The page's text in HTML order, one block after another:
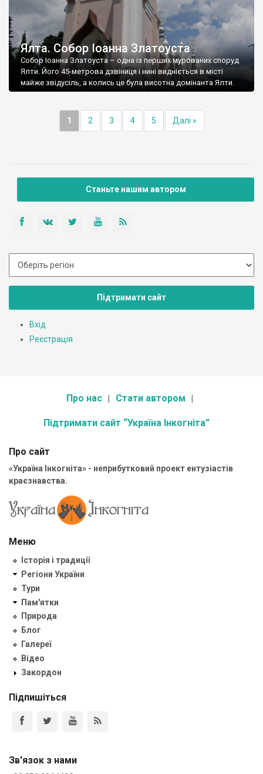
Ялта. Собор Іоанна Златоуста
Собор Іоанна Златоуста – одна із перших мурованих споруд
Ялти. Його 45-метрова дзвіниця і нині видніється в місті
майже звідусіль, а колись це була висотна домінанта Ялти.
1 2 3 4 5 Далі »
Станьте нашим автором
Підтримати сайт
Вхід
Реєстрація
Про нас Стати автором
Підтримати сайт “Україна Інкогніта”
Про сайт
«Україна Інкогніта» - неприбутковий проект ентузіастів
краєзнавства.
Меню
Історія і традиції
Регіони України
Тури
Пам'ятки
Природа
Блог
Галереї
Відео
Закордон
Підпишіться
Зв'язок з нами